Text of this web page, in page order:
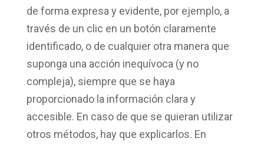
de forma expresa y evidente, por ejemplo, a
través de un clic en un botón claramente
identificado, o de cualquier otra manera que
suponga una acción inequívoca (y no
compleja), siempre que se haya
proporcionado la información clara y
accesible. En caso de que se quieran utilizar
otros métodos, hay que explicarlos. En